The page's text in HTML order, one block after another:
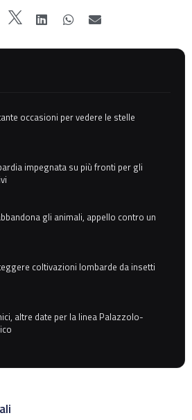
occasioni per vedere le stelle
impegnata su più fronti per gli
gli animali, appello contro un
coltivazioni lombarde da insetti
altre date per la linea Palazzolo-